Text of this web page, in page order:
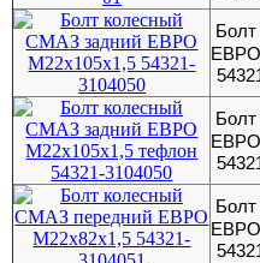
ЕВРО
ЕВРО
ЕВРО